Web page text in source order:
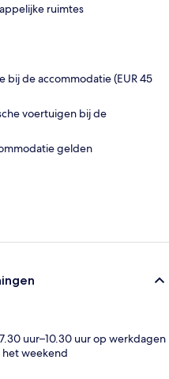
ruimtes
bij de accommodatie (EUR 45
voertuigen bij de
gelden
uur–10.30 uur op werkdagen
het weekend